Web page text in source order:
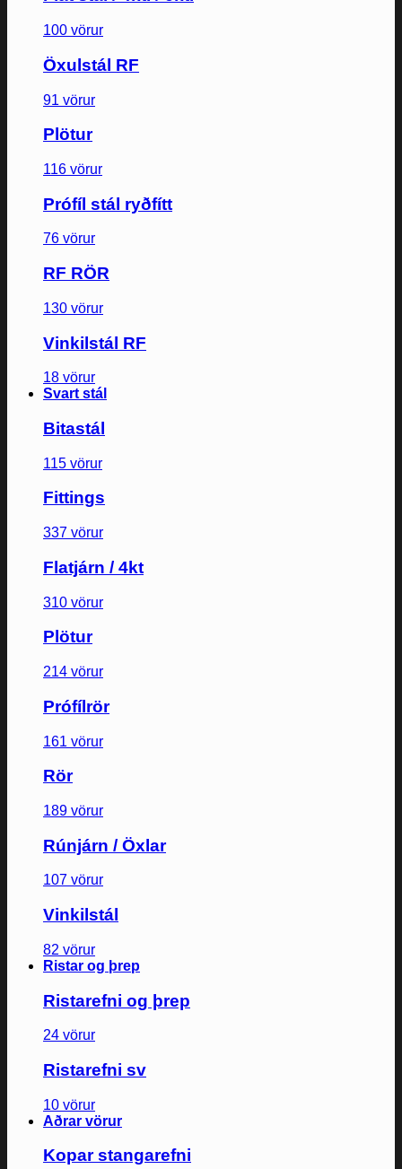
100 vörur
Öxulstál RF
91 vörur
Plötur
116 vörur
Prófíl stál ryðfítt
76 vörur
RF RÖR
130 vörur
Vinkilstál RF
18 vörur
Svart stál
Bitastál
115 vörur
Fittings
337 vörur
Flatjárn / 4kt
310 vörur
Plötur
214 vörur
Prófílrör
161 vörur
Rör
189 vörur
Rúnjárn / Öxlar
107 vörur
Vinkilstál
82 vörur
Ristar og þrep
Ristarefni og þrep
24 vörur
Ristarefni sv
10 vörur
Aðrar vörur
Kopar stangarefni